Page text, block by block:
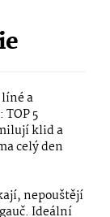
a
5
klid a
celý den
nepouštějí
Ideální